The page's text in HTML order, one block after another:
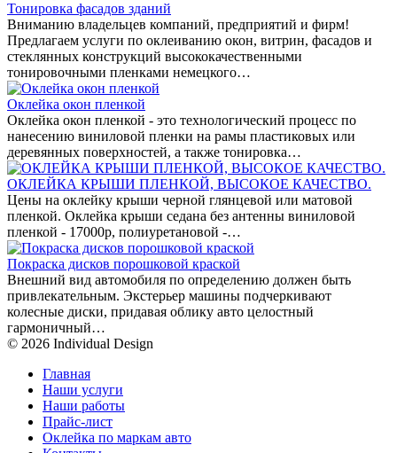
Тонировка фасадов зданий
Вниманию владельцев компаний, предприятий и фирм!
Предлагаем услуги по оклеиванию окон, витрин, фасадов и
стеклянных конструкций высококачественными
тонировочными пленками немецкого…
Оклейка окон пленкой
Оклейка окон пленкой - это технологический процесс по
нанесению виниловой пленки на рамы пластиковых или
деревянных поверхностей, а также тонировка…
ОКЛЕЙКА КРЫШИ ПЛЕНКОЙ, ВЫСОКОЕ КАЧЕСТВО.
Цены на оклейку крыши черной глянцевой или матовой
пленкой. Оклейка крыши седана без антенны виниловой
пленкой - 17000р, полиуретановой -…
Покраска дисков порошковой краской
Внешний вид автомобиля по определению должен быть
привлекательным. Экстерьер машины подчеркивают
колесные диски, придавая облику авто целостный
гармоничный…
© 2026 Individual Design
Главная
Наши услуги
Наши работы
Прайс-лист
Оклейка по маркам авто